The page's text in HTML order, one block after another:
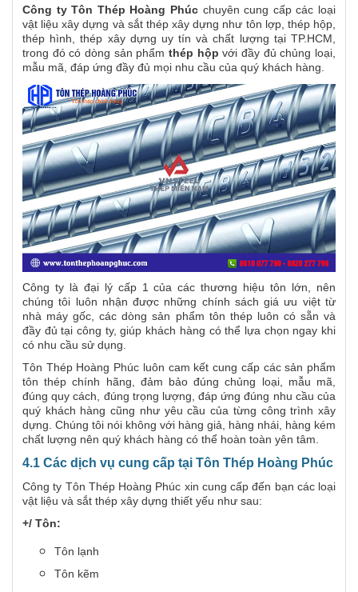
Công ty Tôn Thép Hoàng Phúc chuyên cung cấp các loại
vật liệu xây dựng và sắt thép xây dựng như tôn lợp, thép hộp,
thép hình, thép xây dựng uy tín và chất lượng tại TP.HCM,
trong đó có dòng sản phẩm thép hộp với đầy đủ chủng loại,
mẫu mã, đáp ứng đầy đủ mọi nhu cầu của quý khách hàng.
Công ty là đại lý cấp 1 của các thương hiệu tôn lớn, nên
chúng tôi luôn nhận được những chính sách giá ưu việt từ
nhà máy gốc, các dòng sản phẩm tôn thép luôn có sẵn và
đầy đủ tại công ty, giúp khách hàng có thể lựa chọn ngay khi
có nhu cầu sử dụng.
Tôn Thép Hoàng Phúc luôn cam kết cung cấp các sản phẩm
tôn thép chính hãng, đảm bảo đúng chủng loại, mẫu mã,
đúng quy cách, đúng trọng lượng, đáp ứng đúng nhu cầu của
quý khách hàng cũng như yêu cầu của từng công trình xây
dựng. Chúng tôi nói không với hàng giả, hàng nhái, hàng kém
chất lượng nên quý khách hàng có thể hoàn toàn yên tâm.
4.1 Các dịch vụ cung cấp tại Tôn Thép Hoàng Phúc
Công ty Tôn Thép Hoàng Phúc xin cung cấp đến bạn các loại
vật liệu và sắt thép xây dựng thiết yếu như sau:
+/ Tôn:
Tôn lạnh
Tôn kẽm